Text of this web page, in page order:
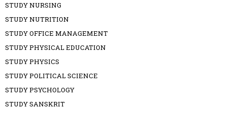
STUDY NURSING
STUDY NUTRITION
STUDY OFFICE MANAGEMENT
STUDY PHYSICAL EDUCATION
STUDY PHYSICS
STUDY POLITICAL SCIENCE
STUDY PSYCHOLOGY
STUDY SANSKRIT